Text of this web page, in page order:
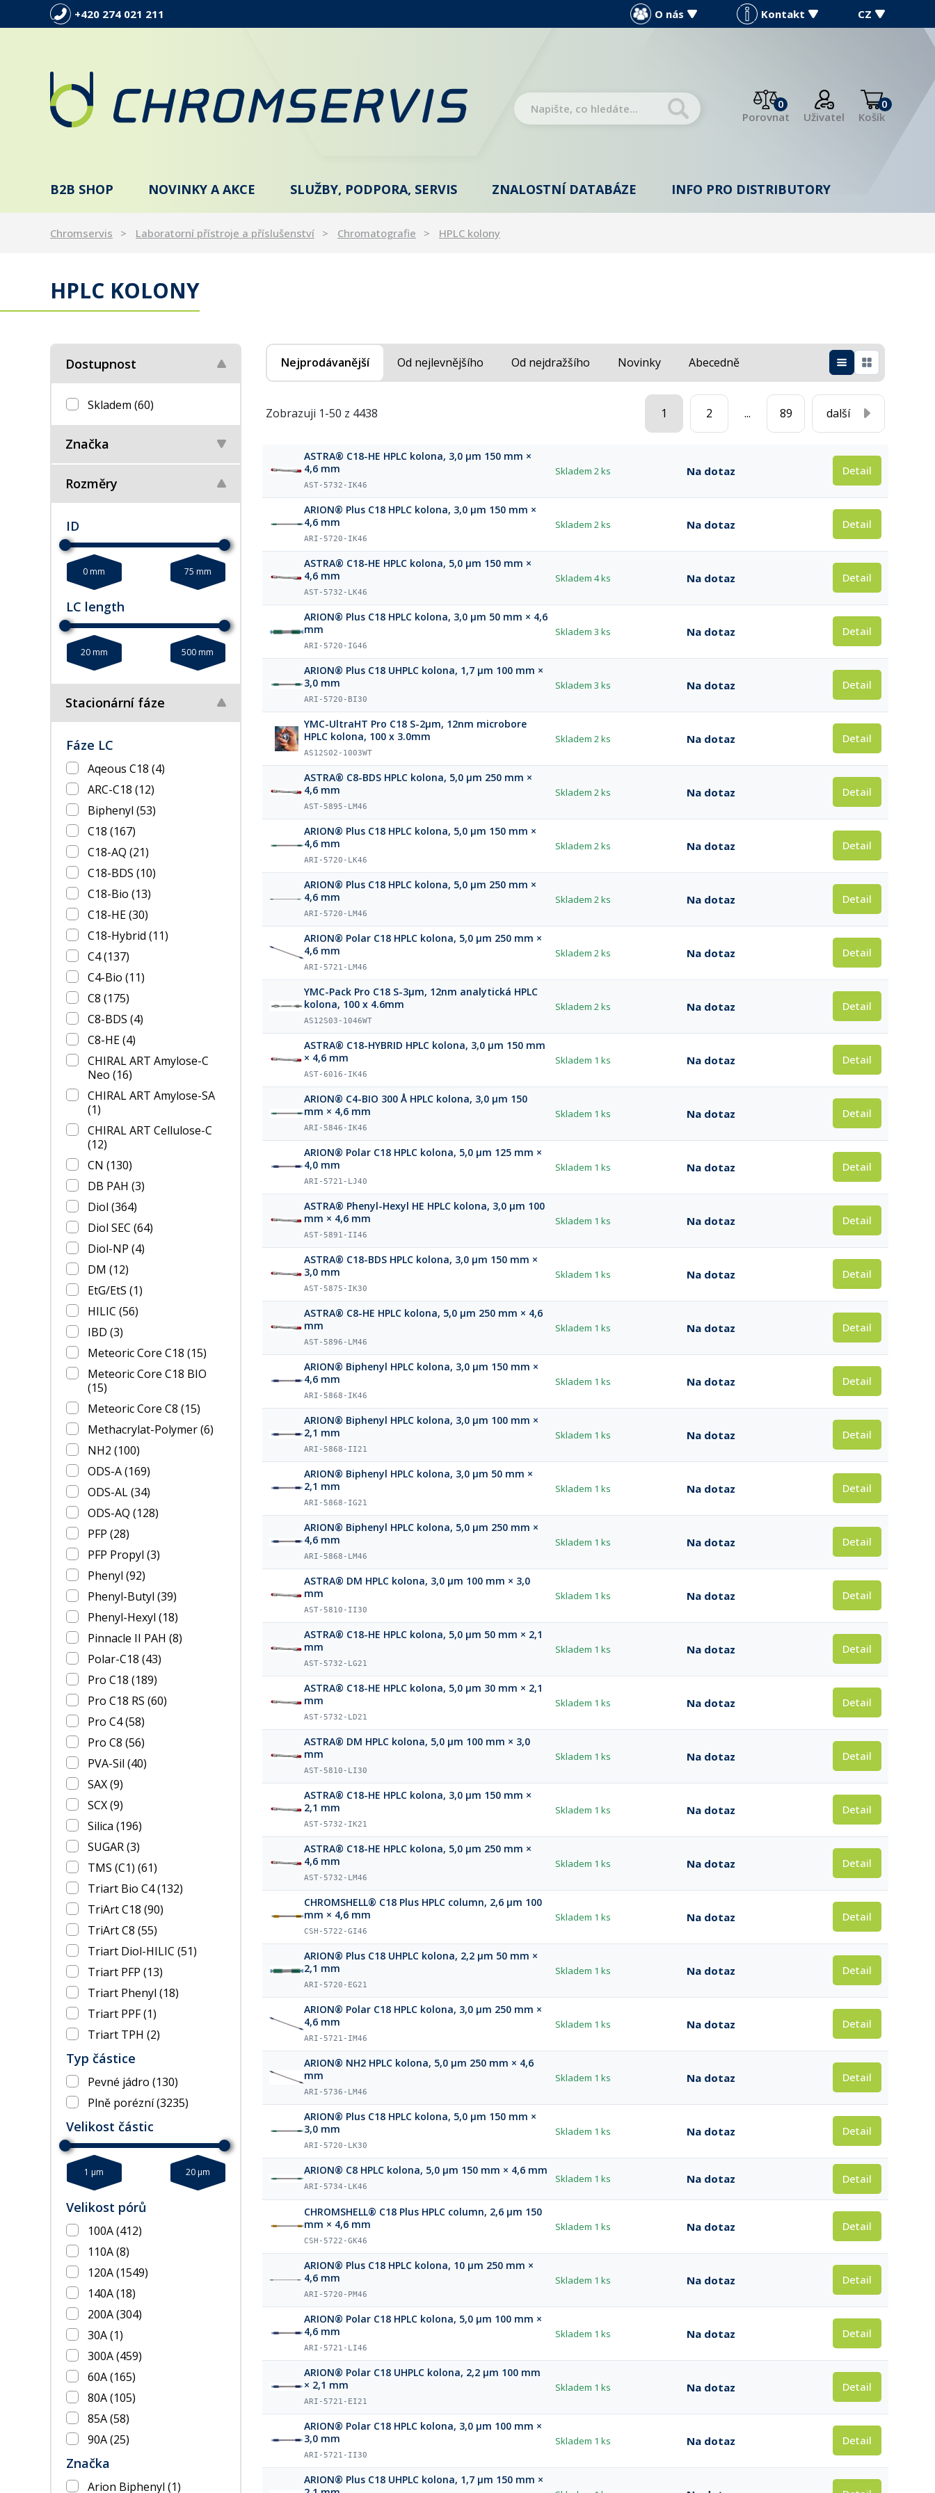
+420 274 021 211 O nás Kontakt CZ
0
Porovnat
Uživatel
0
Košík
B2B SHOP NOVINKY A AKCE SLUŽBY, PODPORA, SERVIS ZNALOSTNÍ DATABÁZE INFO PRO DISTRIBUTORY
Chromservis Laboratorní přístroje a příslušenství Chromatografie HPLC kolony
HPLC KOLONY
Dostupnost
Skladem (60)
Značka
Rozměry
ID
0 mm 75 mm
LC length
20 mm 500 mm
Stacionární fáze
Fáze LC
Aqeous C18 (4)
ARC-C18 (12)
Biphenyl (53)
C18 (167)
C18-AQ (21)
C18-BDS (10)
C18-Bio (13)
C18-HE(30)
C18-Hybrid (11)
C4(137)
C4-Bio (11)
C8 (175)
C8-BDS (4)
C8-HE(4)
CHIRAL ART Amylose-C
Neo (16)
CHIRAL ART Amylose-SA
(1)
CHIRAL ART Cellulose-C
(12)
CN (130)
DB PAH (3)
Diol (364)
Diol SEC (64)
Diol-NP (4)
DM (12)
EtG/EtS (1)
HILIC (56)
IBD (3)
Meteoric Core C18 (15)
Meteoric Core C18 BIO
(15)
Meteoric Core C8 (15)
Methacrylat-Polymer(6)
NH2 (100)
ODS-A(169)
ODS-AL(34)
ODS-AQ (128)
PFP (28)
PFP Propyl (3)
Phenyl (92)
Phenyl-Butyl (39)
Phenyl-Hexyl (18)
Pinnacle II PAH (8)
Polar-C18 (43)
Pro C18 (189)
Pro C18 RS (60)
Pro C4(58)
Pro C8 (56)
PVA-Sil (40)
SAX(9)
SCX(9)
Silica (196)
SUGAR(3)
TMS (C1) (61)
Triart Bio C4(132)
TriArt C18 (90)
TriArt C8 (55)
Triart Diol-HILIC (51)
Triart PFP (13)
Triart Phenyl (18)
Triart PPF(1)
Triart TPH (2)
Typ částice
Pevné jádro (130)
Plně porézní(3235)
Velikost částic
1 µm 20 µm
Velikost pórů
100A(412)
110A(8)
120A(1549)
140A(18)
200A(304)
30A(1)
300A(459)
60A(165)
80A(105)
85A(58)
90A(25)
Značka
Arion Biphenyl (1)
Nejprodávanější Od nejlevnějšího Od nejdražšího Novinky Abecedně
Zobrazuji 1-50 z 4438 1 2 ... 89 další
ASTRA® C18-HE HPLC kolona, 3,0 µm 150 mm ×
4,6 mm
AST-5732-IK46
Skladem 2 ks Na dotaz Detail
ARION® Plus C18 HPLC kolona, 3,0 µm 150 mm ×
4,6 mm
ARI-5720-IK46
Skladem 2 ks Na dotaz Detail
ASTRA® C18-HE HPLC kolona, 5,0 µm 150 mm ×
4,6 mm
AST-5732-LK46
Skladem 4 ks Na dotaz Detail
ARION® Plus C18 HPLC kolona, 3,0 µm 50 mm × 4,6
mm
ARI-5720-IG46
Skladem 3 ks Na dotaz Detail
ARION® Plus C18 UHPLC kolona, 1,7 µm 100 mm ×
3,0 mm
ARI-5720-BI30
Skladem 3 ks Na dotaz Detail
YMC-UltraHT Pro C18 S-2µm, 12nm microbore
HPLC kolona, 100 x 3.0mm
AS12S02-1003WT
Skladem 2 ks Na dotaz Detail
ASTRA® C8-BDS HPLC kolona, 5,0 µm 250 mm ×
4,6 mm
AST-5895-LM46
Skladem 2 ks Na dotaz Detail
ARION® Plus C18 HPLC kolona, 5,0 µm 150 mm ×
4,6 mm
ARI-5720-LK46
Skladem 2 ks Na dotaz Detail
ARION® Plus C18 HPLC kolona, 5,0 µm 250 mm ×
4,6 mm
ARI-5720-LM46
Skladem 2 ks Na dotaz Detail
ARION® Polar C18 HPLC kolona, 5,0 µm 250 mm ×
4,6 mm
ARI-5721-LM46
Skladem 2 ks Na dotaz Detail
YMC-Pack Pro C18 S-3µm, 12nm analytická HPLC
kolona, 100 x 4.6mm
AS12S03-1046WT
Skladem 2 ks Na dotaz Detail
ASTRA® C18-HYBRID HPLC kolona, 3,0 µm 150 mm
× 4,6 mm
AST-6016-IK46
Skladem 1 ks Na dotaz Detail
ARION® C4-BIO 300 Å HPLC kolona, 3,0 µm 150
mm × 4,6 mm
ARI-5846-IK46
Skladem 1 ks Na dotaz Detail
ARION® Polar C18 HPLC kolona, 5,0 µm 125 mm ×
4,0 mm
ARI-5721-LJ40
Skladem 1 ks Na dotaz Detail
ASTRA® Phenyl-Hexyl HE HPLC kolona, 3,0 µm 100
mm × 4,6 mm
AST-5891-II46
Skladem 1 ks Na dotaz Detail
ASTRA® C18-BDS HPLC kolona, 3,0 µm 150 mm ×
3,0 mm
AST-5875-IK30
Skladem 1 ks Na dotaz Detail
ASTRA® C8-HE HPLC kolona, 5,0 µm 250 mm × 4,6
mm
AST-5896-LM46
Skladem 1 ks Na dotaz Detail
ARION® Biphenyl HPLC kolona, 3,0 µm 150 mm ×
4,6 mm
ARI-5868-IK46
Skladem 1 ks Na dotaz Detail
ARION® Biphenyl HPLC kolona, 3,0 µm 100 mm ×
2,1 mm
ARI-5868-II21
Skladem 1 ks Na dotaz Detail
ARION® Biphenyl HPLC kolona, 3,0 µm 50 mm ×
2,1 mm
ARI-5868-IG21
Skladem 1 ks Na dotaz Detail
ARION® Biphenyl HPLC kolona, 5,0 µm 250 mm ×
4,6 mm
ARI-5868-LM46
Skladem 1 ks Na dotaz Detail
ASTRA® DM HPLC kolona, 3,0 µm 100 mm × 3,0
mm
AST-5810-II30
Skladem 1 ks Na dotaz Detail
ASTRA® C18-HE HPLC kolona, 5,0 µm 50 mm × 2,1
mm
AST-5732-LG21
Skladem 1 ks Na dotaz Detail
ASTRA® C18-HE HPLC kolona, 5,0 µm 30 mm × 2,1
mm
AST-5732-LD21
Skladem 1 ks Na dotaz Detail
ASTRA® DM HPLC kolona, 5,0 µm 100 mm × 3,0
mm
AST-5810-LI30
Skladem 1 ks Na dotaz Detail
ASTRA® C18-HE HPLC kolona, 3,0 µm 150 mm ×
2,1 mm
AST-5732-IK21
Skladem 1 ks Na dotaz Detail
ASTRA® C18-HE HPLC kolona, 5,0 µm 250 mm ×
4,6 mm
AST-5732-LM46
Skladem 1 ks Na dotaz Detail
CHROMSHELL® C18 Plus HPLC column, 2,6 µm 100
mm × 4,6 mm
CSH-5722-GI46
Skladem 1 ks Na dotaz Detail
ARION® Plus C18 UHPLC kolona, 2,2 µm 50 mm ×
2,1 mm
ARI-5720-EG21
Skladem 1 ks Na dotaz Detail
ARION® Polar C18 HPLC kolona, 3,0 µm 250 mm ×
4,6 mm
ARI-5721-IM46
Skladem 1 ks Na dotaz Detail
ARION® NH2 HPLC kolona, 5,0 µm 250 mm × 4,6
mm
ARI-5736-LM46
Skladem 1 ks Na dotaz Detail
ARION® Plus C18 HPLC kolona, 5,0 µm 150 mm ×
3,0 mm
ARI-5720-LK30
Skladem 1 ks Na dotaz Detail
ARION® C8 HPLC kolona, 5,0 µm 150 mm × 4,6 mm
ARI-5734-LK46
Skladem 1 ks Na dotaz Detail
CHROMSHELL® C18 Plus HPLC column, 2,6 µm 150
mm × 4,6 mm
CSH-5722-GK46
Skladem 1 ks Na dotaz Detail
ARION® Plus C18 HPLC kolona, 10 µm 250 mm ×
4,6 mm
ARI-5720-PM46
Skladem 1 ks Na dotaz Detail
ARION® Polar C18 HPLC kolona, 5,0 µm 100 mm ×
4,6 mm
ARI-5721-LI46
Skladem 1 ks Na dotaz Detail
ARION® Polar C18 UHPLC kolona, 2,2 µm 100 mm
× 2,1 mm
ARI-5721-EI21
Skladem 1 ks Na dotaz Detail
ARION® Polar C18 HPLC kolona, 3,0 µm 100 mm ×
3,0 mm
ARI-5721-II30
Skladem 1 ks Na dotaz Detail
ARION® Plus C18 UHPLC kolona, 1,7 µm 150 mm ×